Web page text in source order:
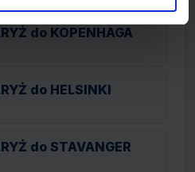
do KOPENHAGA
do HELSINKI
do STAVANGER